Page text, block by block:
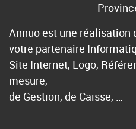
Annuo est une réalisation
votre partenaire
Site Internet, Logo,
mesure,
de Gestion, de Caisse, …